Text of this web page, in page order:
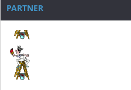
PARTNER